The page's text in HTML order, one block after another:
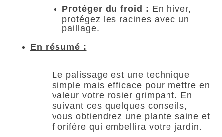
Protéger du froid : En hiver,
protégez les racines avec un
paillage.
En résumé :
Le palissage est une technique
simple mais efficace pour mettre en
valeur votre rosier grimpant. En
suivant ces quelques conseils,
vous obtiendrez une plante saine et
florifère qui embellira votre jardin.